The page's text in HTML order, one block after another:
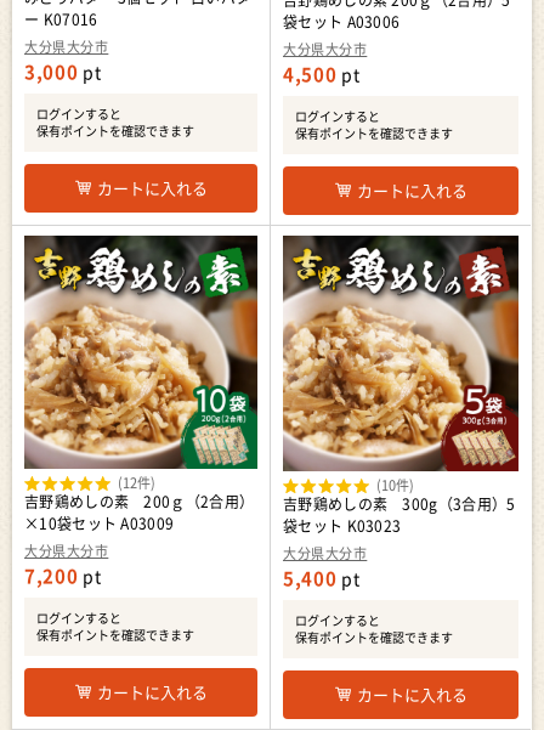
大分県大分市
ー K07016
3,000 pt
ログインすると
保有ポイントを確認できます
カートに入れる
大分県大分市
袋セット A03006
4,500 pt
ログインすると
保有ポイントを確認できます
カートに入れる
大分県大分市
吉野鶏めしの素 200ｇ（2合用）
×10袋セット A03009
(12件)
7,200 pt
ログインすると
保有ポイントを確認できます
カートに入れる
大分県大分市
吉野鶏めしの素 300g（3合用）5
袋セット K03023
(10件)
5,400 pt
ログインすると
保有ポイントを確認できます
カートに入れる